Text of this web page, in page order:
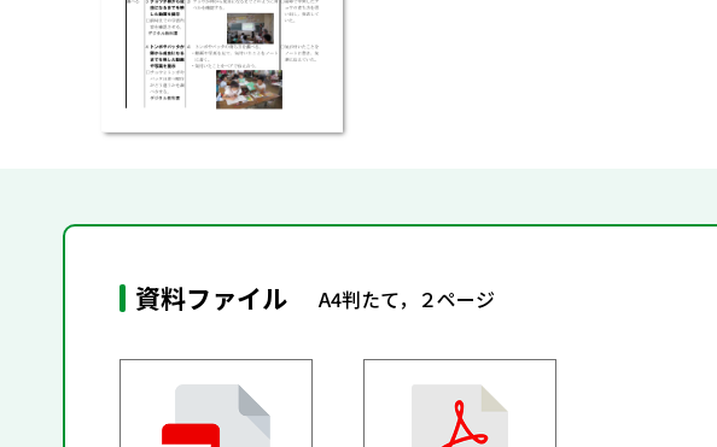
資料ファイル A4判たて，２ページ